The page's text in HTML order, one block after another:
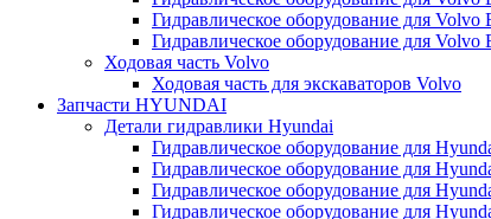
Гидравлическое оборудование для
Гидравлическое оборудование для Volvo
Ходовая часть Volvo
Ходовая часть для экскаваторов Volvo
Запчасти HYUNDAI
Детали гидравлики Hyundai
Гидравлическое оборудование для
Гидравлическое оборудование для
Гидравлическое оборудование для
Гидравлическое оборудование для